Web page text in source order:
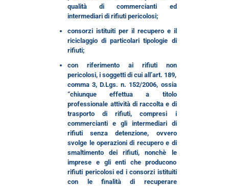
qualità di commercianti ed
intermediari di rifiuti pericolosi;
consorzi istituiti per il recupero e il
riciclaggio di particolari tipologie di
rifiuti;
con riferimento ai rifiuti non
pericolosi, i soggetti di cui all’art. 189,
comma 3, D.Lgs. n. 152/2006, ossia
“chiunque effettua a titolo
professionale attività di raccolta e di
trasporto di rifiuti, compresi i
commercianti e gli intermediari di
rifiuti senza detenzione, ovvero
svolge le operazioni di recupero e di
smaltimento dei rifiuti, nonchè le
imprese e gli enti che producono
rifiuti pericolosi ed i consorzi istituiti
con le finalità di recuperare